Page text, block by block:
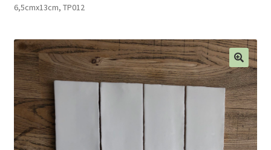
Contact
6,5cmx13cm, TP012